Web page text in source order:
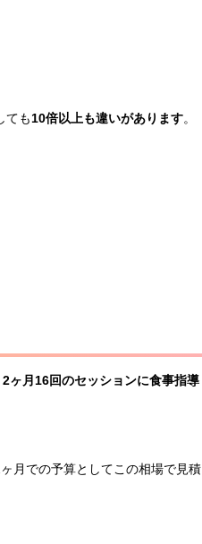
ても10倍以上も違いがあります。
2ヶ月16回のセッションに食事指導
月での予算としてこの相場で見積